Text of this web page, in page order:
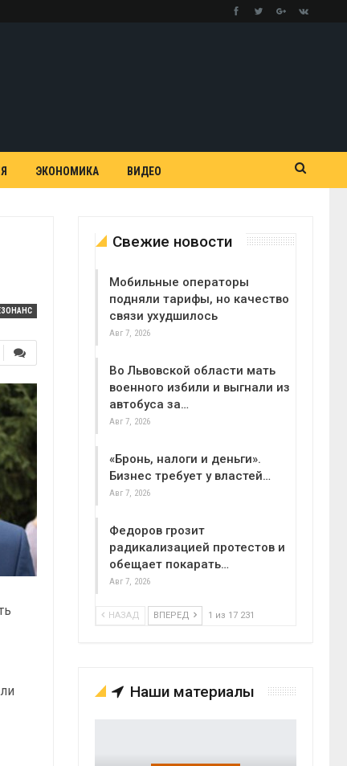
ЭКОНОМИКА ВИДЕО
Свежие новости
Мобильные операторы
подняли тарифы, но качество
связи ухудшилось
Авг 7, 2026
Во Львовской области мать
военного избили и выгнали из
автобуса за…
Авг 7, 2026
«Бронь, налоги и деньги».
Бизнес требует у властей…
Авг 7, 2026
Федоров грозит
радикализацией протестов и
обещает покарать…
Авг 7, 2026
НАЗАД ВПЕРЕД 1 из 17 231
Наши материалы